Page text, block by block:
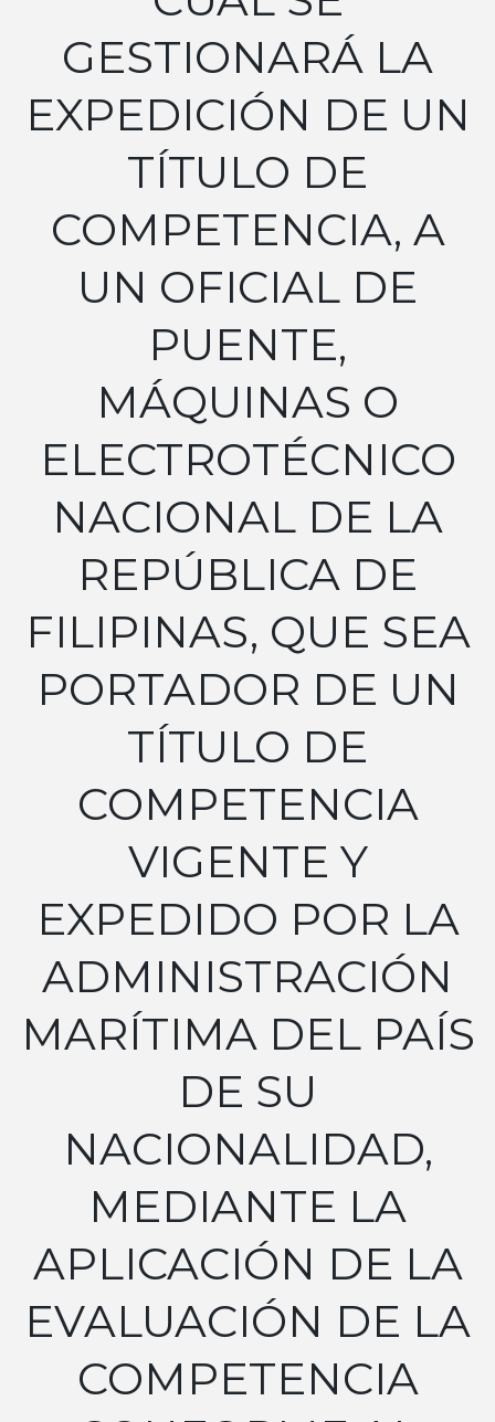
GESTIONARÁ LA
EXPEDICIÓN DE UN
TÍTULO DE
COMPETENCIA, A
UN OFICIAL DE
PUENTE,
MÁQUINAS O
ELECTROTÉCNICO
NACIONAL DE LA
REPÚBLICA DE
FILIPINAS, QUE SEA
PORTADOR DE UN
TÍTULO DE
COMPETENCIA
VIGENTE Y
EXPEDIDO POR LA
ADMINISTRACIÓN
MARÍTIMA DEL PAÍS
DE SU
NACIONALIDAD,
MEDIANTE LA
APLICACIÓN DE LA
EVALUACIÓN DE LA
COMPETENCIA